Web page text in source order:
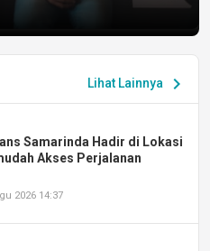
Lihat Lainnya chevron_right
Samarinda Hadir di Lokasi
Akses Perjalanan
2026 14:37